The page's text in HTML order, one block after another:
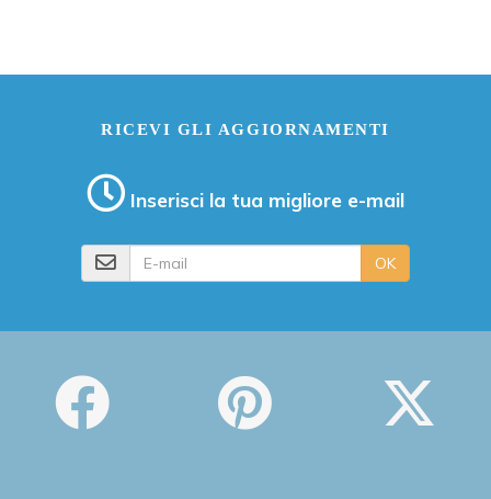
RICEVI GLI AGGIORNAMENTI
Inserisci la tua migliore e-mail
OK